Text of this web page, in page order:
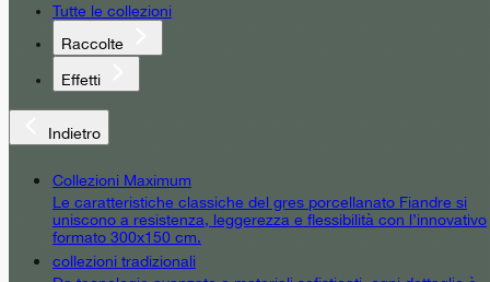
Tutte le collezioni
Raccolte
Effetti
Indietro
Collezioni Maximum
Le caratteristiche classiche del gres porcellanato Fiandre si
uniscono a resistenza, leggerezza e flessibilità con l’innovativo
formato 300x150 cm.
collezioni tradizionali